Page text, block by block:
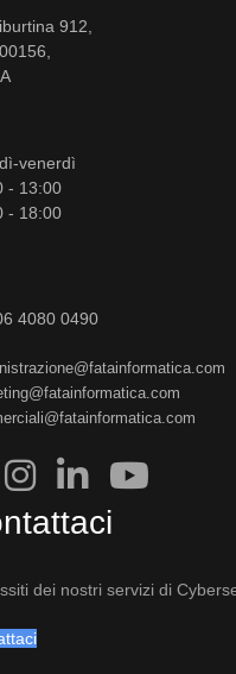
912,
venerdì
- 13:00
- 18:00
4080 0490
dei nostri servizi di